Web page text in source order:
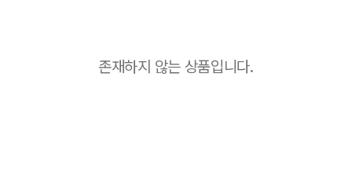
존재하지 않는 상품입니다.